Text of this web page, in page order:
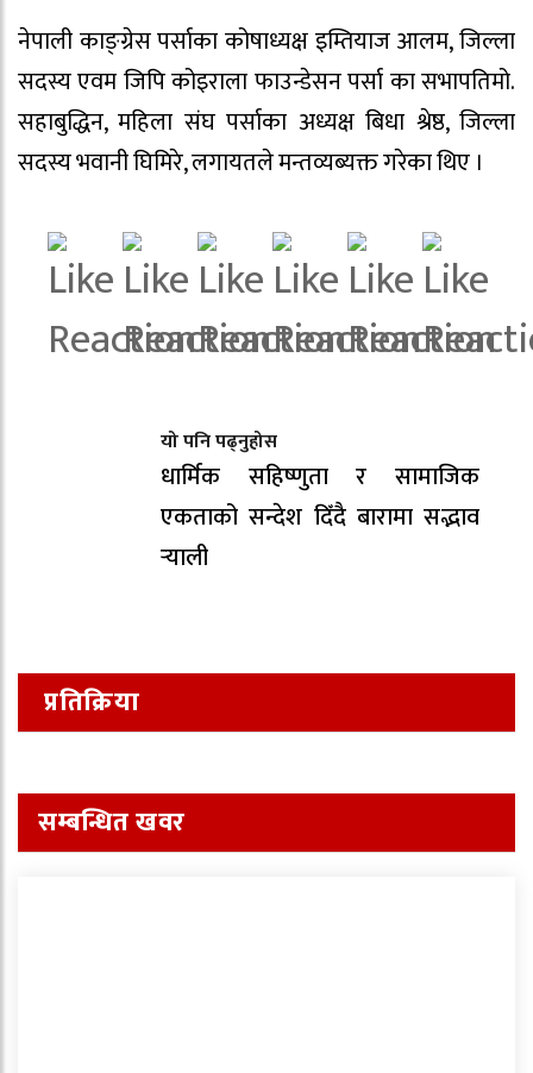
नेपाली काङ्ग्रेस पर्साका कोषाध्यक्ष इम्तियाज आलम, जिल्ला
सदस्य एवम जिपि कोइराला फाउन्डेसन पर्सा का सभापतिमो.
सहाबुद्धिन, महिला संघ पर्साका अध्यक्ष बिधा श्रेष्ठ, जिल्ला
सदस्य भवानी घिमिरे, लगायतले मन्तव्यब्यक्त गरेका थिए ।
यो पनि पढ्नुहोस
धार्मिक सहिष्णुता र सामाजिक
एकताको सन्देश दिँदै बारामा सद्भाव
र्‍याली
प्रतिक्रिया
सम्बन्धित खवर